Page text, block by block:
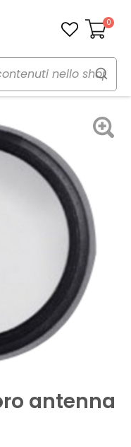
Carrello
0
Antenna
antenna